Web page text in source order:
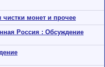
монет и прочее
Россия : Обсуждение